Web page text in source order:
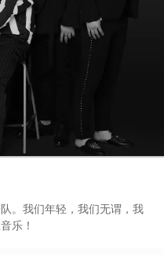
。我们年轻，我们无谓，我
乐！